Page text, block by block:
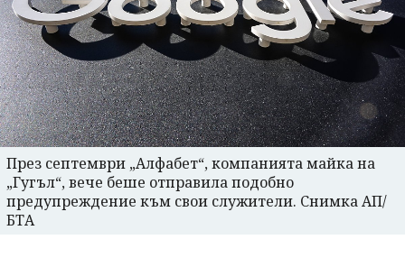
През септември „Алфабет“, компанията майка на
„Гугъл“, вече беше отправила подобно
предупреждение към свои служители. Снимка АП/
БТА